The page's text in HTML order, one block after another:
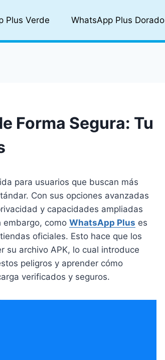
Plus Verde WhatsApp Plus Dorado
Forma Segura: Tu
para usuarios que buscan más
Con sus opciones avanzadas
y capacidades ampliadas
embargo, como WhatsApp Plus es
oficiales. Esto hace que los
su archivo APK, lo cual introduce
peligros y aprender cómo
verificados y seguros.